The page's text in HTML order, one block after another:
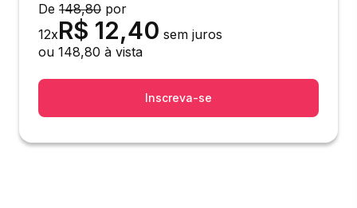
De 148,80 por
12xR$ 12,40 sem juros
ou 148,80 à vista
Inscreva-se